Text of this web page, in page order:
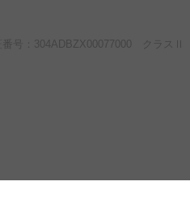
号：304ADBZX00077000 クラスⅡ